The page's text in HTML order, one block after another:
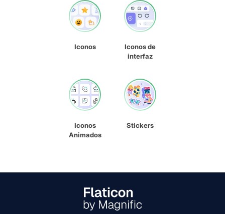
Iconos
Iconos de
interfaz
Iconos
Animados
Stickers